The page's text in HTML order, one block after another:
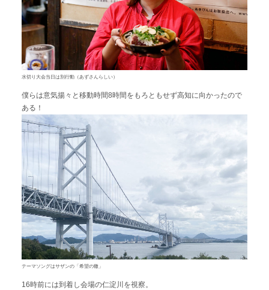
水切り大会当日は別行動（あずさんらしい）
僕らは意気揚々と移動時間8時間をもろともせず高知に向かったので
ある！
テーマソングはサザンの「希望の轍」
16時前には到着し会場の仁淀川を視察。